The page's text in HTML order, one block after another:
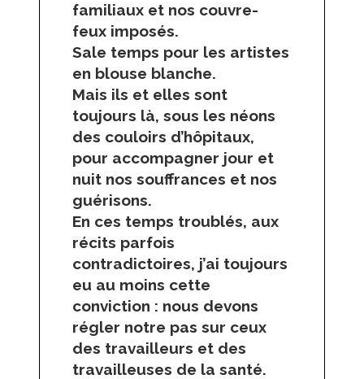
familiaux et nos couvre-
feux imposés.
Sale temps pour les artistes
en blouse blanche.
Mais ils et elles sont
toujours là, sous les néons
des couloirs d’hôpitaux,
pour accompagner jour et
nuit nos souffrances et nos
guérisons.
En ces temps troublés, aux
récits parfois
contradictoires, j’ai toujours
eu au moins cette
conviction : nous devons
régler notre pas sur ceux
des travailleurs et des
travailleuses de la santé.